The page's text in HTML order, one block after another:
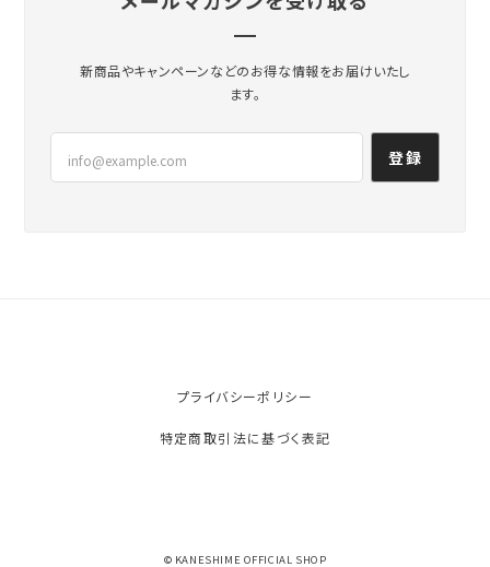
新商品やキャンペーンなどのお得な情報をお届けいたし
ます。
登録
プライバシーポリシー
特定商取引法に基づく表記
© KANESHIME OFFICIAL SHOP